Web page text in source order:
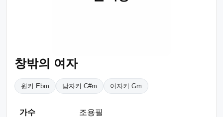
창밖의 여자
원키 Ebm 남자키 C#m 여자키 Gm
가수 조용필